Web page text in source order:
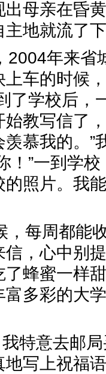
母亲在昏
自主地就
2004年来省
车的时候
了学校后，
教写信了
慕我的。”
！”一到学
照片。我
，每周都能
，心中别
蜂蜜一样
多彩的大
我特意去邮
写上祝福